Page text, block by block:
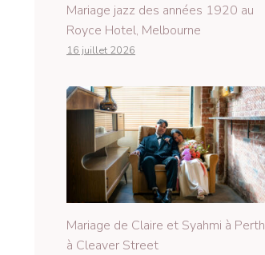
Mariage jazz des années 1920 au
Royce Hotel, Melbourne
16 juillet 2026
Mariage de Claire et Syahmi à Perth
à Cleaver Street